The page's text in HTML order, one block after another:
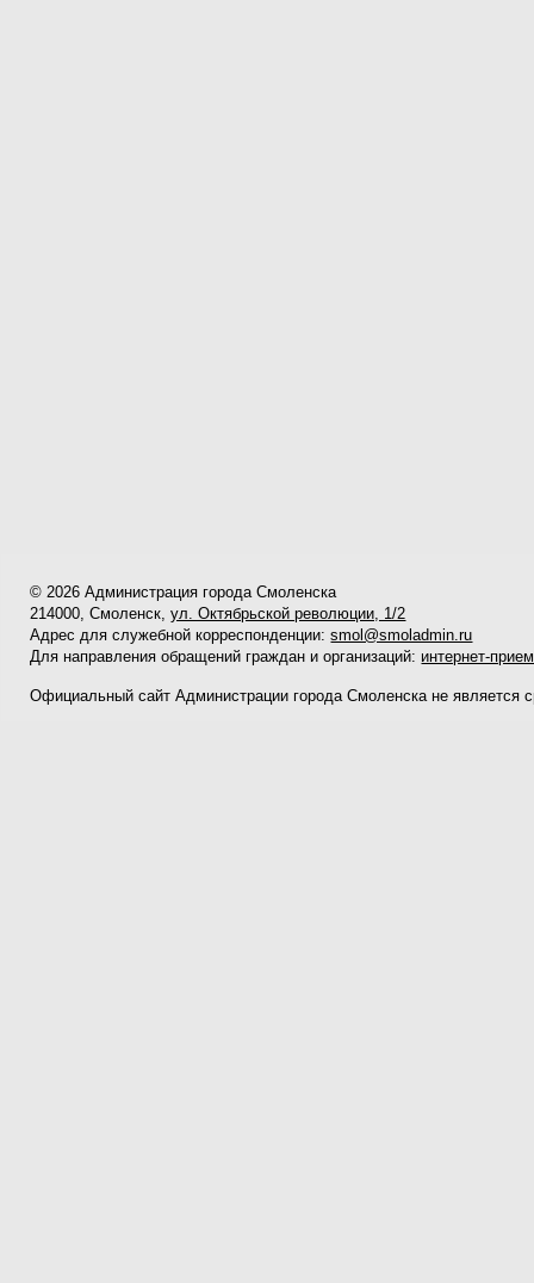
© 2026 Администрация города Смоленска
214000, Смоленск,ул. Октябрьской революции, 1/2
Адрес для служебной корреспонденции:smol@smoladmin.ru
Для направления обращений граждан и организаций: интернет-
Официальный сайт Администрации города Смоленска не является